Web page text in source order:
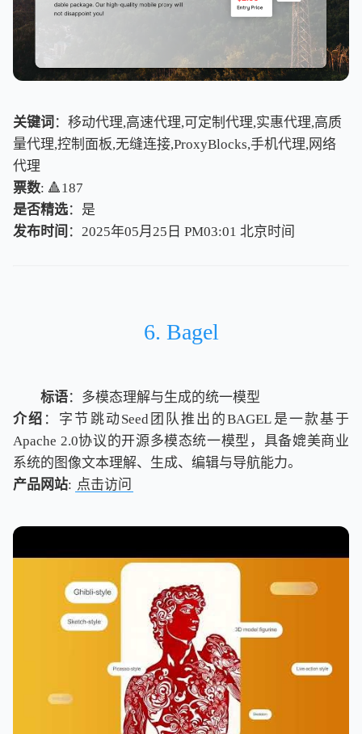
关键词 ：移动代理,高速代理,可定制代理,实惠代理,高质
量代理,控制面板,无缝连接,ProxyBlocks,手机代理,网络
代理
票数: 🔺187
是否精选：是
发布时间 ：2025年05月25日 PM03:01 北京时间
北京时间
6. Bagel
标语：多模态理解与生成的统一模型
介绍 ：字节跳动Seed团队推出的BAGEL是一款基于
Apache 2.0协议的开源多模态统一模型，具备媲美商业
系统的图像文本理解、生成、编辑与导航能力。
产品网站: 点击访问